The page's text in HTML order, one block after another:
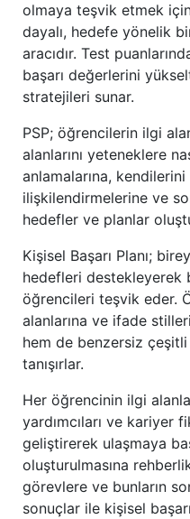
olmaya teşvik etmek
dayalı, hedefe yönelik
aracıdır. Test
başarı değerlerini
stratejileri sunar.
PSP; öğrencilerin ilgi
alanlarını yeteneklere
anlamalarına,
ilişkilendirmelerine ve
hedefler ve planlar
Kişisel Başarı Planı;
hedefleri destekleyerek
öğrencileri teşvik eder.
alanlarına ve ifade
hem de benzersiz
tanışırlar.
Her öğrencinin ilgi
yardımcıları ve kariyer
geliştirerek ulaşmaya
oluşturulmasına
görevlere ve bunların
sonuçlar ile kişisel